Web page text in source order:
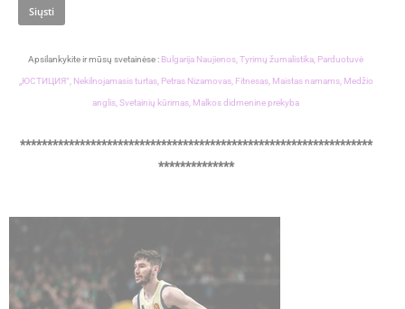
Apsilankykite ir mūsų svetainėse : Bulgarija Naujienos,Tyrimų žurnalistika, Parduotuvė
„ЮСТИЦИЯ“, Nekilnojamasis turtas, Petras Nizamovas, Fitnesas, Maistas namams, Medžio
anglis,Svetainių kūrimas, Malkos didmenine prekyba
*****************************************************************
**************